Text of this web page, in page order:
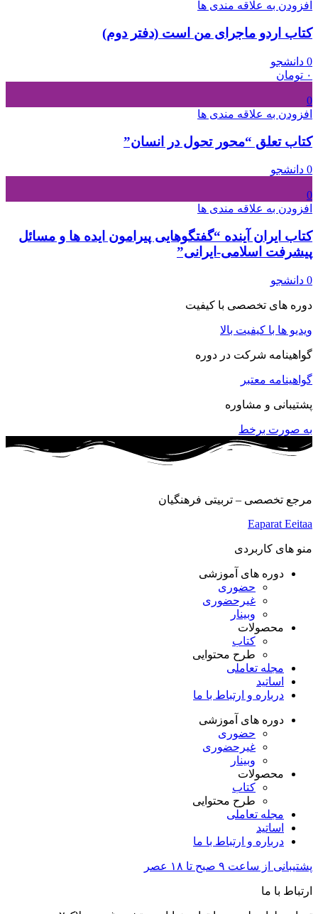
افزودن به علاقه مندی ها
کتاب اردو ماجرای من است (دفتر دوم)
0 دانشجو
۰ تومان
0
افزودن به علاقه مندی ها
کتاب تعلق “محور تحول در انسان”
0 دانشجو
0
افزودن به علاقه مندی ها
کتاب ایران آینده “گفتگوهایی پیرامون ایده ها و مسائل
پیشرفت اسلامی-ایرانی”
0 دانشجو
دوره های تخصصی با کیفیت
ویدیو ها با کیفیت بالا
گواهینامه شرکت در دوره
گواهینامه معتبر
پشتیبانی و مشاوره
به صورت برخط
مرجع تخصصی – تربیتی فرهنگیان
Eaparat Eeitaa
منو های کاربردی
دوره های آموزشی
حضوری
غیرحضوری
وبینار
محصولات
کتاب
طرح محتوایی
مجله تعاملی
اساتید
درباره و ارتباط با ما
دوره های آموزشی
حضوری
غیرحضوری
وبینار
محصولات
کتاب
طرح محتوایی
مجله تعاملی
اساتید
درباره و ارتباط با ما
پشتیبانی از ساعت ۹ صبح تا ۱۸ عصر
ارتباط با ما